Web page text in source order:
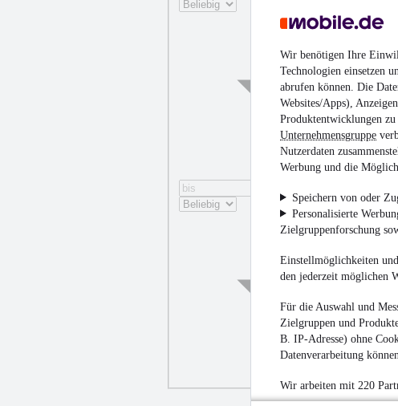
Wir benötigen Ihre
Technologien einsetzen
abrufen können. Die
Websites/Apps),
Produktentwicklungen
Unternehmensgruppe
Nutzerdaten
Werbung und die
Speichern von oder
Personalisierte
Zielgruppenforschung
Einstellmöglichkeiten
den jederzeit möglichen
Für die Auswahl und
Zielgruppen und
B. IP-Adresse) ohne
Datenverarbeitung
Wir arbeiten mit 220